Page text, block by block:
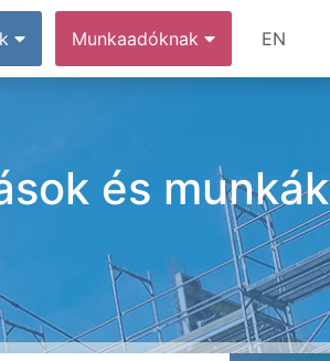
Munkaadóknak EN
és munkák